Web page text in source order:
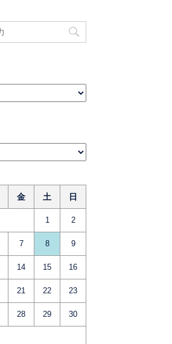
金 土 日
1 2
7 8 9
14 15 16
21 22 23
28 29 30